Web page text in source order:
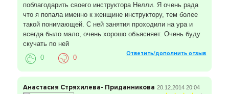
поблагодарить своего инструктора Нелли. Я очень рада
что я попала именно к женщине инструктору, тем более
такой понимающей. С ней занятия проходили на ура и
всегда было мало, очень хорошо объясняет. Очень буду
скучать по ней
Ответить/дополнить отзыв
0 0
Анастасия Стряхилева- Приданникова 20.12.2014 20:04